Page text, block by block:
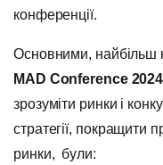
конференції.
Основними, найбільш
MAD Conference 2024
зрозуміти ринки і
стратегії, покращити
ринки, були: